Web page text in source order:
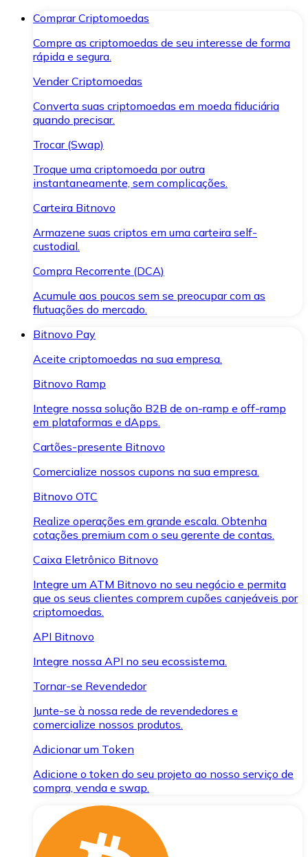
Comprar Criptomoedas
Compre as criptomoedas de seu interesse de forma
rápida e segura.
Vender Criptomoedas
Converta suas criptomoedas em moeda fiduciária
quando precisar.
Trocar (Swap)
Troque uma criptomoeda por outra
instantaneamente, sem complicações.
Carteira Bitnovo
Armazene suas criptos em uma carteira self-
custodial.
Compra Recorrente (DCA)
Acumule aos poucos sem se preocupar com as
flutuações do mercado.
Bitnovo Pay
Aceite criptomoedas na sua empresa.
Bitnovo Ramp
Integre nossa solução B2B de on-ramp e off-ramp
em plataformas e dApps.
Cartões-presente Bitnovo
Comercialize nossos cupons na sua empresa.
Bitnovo OTC
Realize operações em grande escala. Obtenha
cotações premium com o seu gerente de contas.
Caixa Eletrônico Bitnovo
Integre um ATM Bitnovo no seu negócio e permita
que os seus clientes comprem cupões canjeáveis por
criptomoedas.
API Bitnovo
Integre nossa API no seu ecossistema.
Tornar-se Revendedor
Junte-se à nossa rede de revendedores e
comercialize nossos produtos.
Adicionar um Token
Adicione o token do seu projeto ao nosso serviço de
compra, venda e swap.